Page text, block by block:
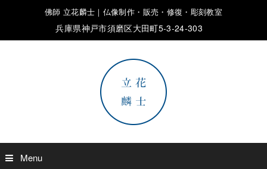
佛師 立花麟士｜仏像制作・販売・修復・彫刻教室
兵庫県神戸市須磨区大田町5-3-24-303
Menu